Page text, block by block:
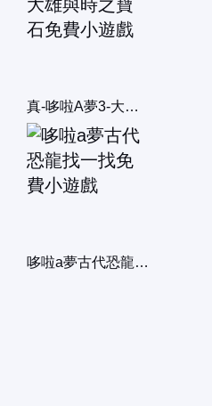
真-哆啦A夢3-大雄與時之寶石
哆啦a夢古代恐龍找一找